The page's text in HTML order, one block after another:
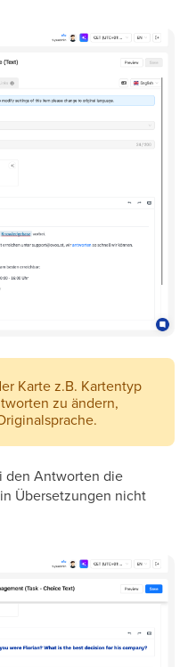
Karte z.B. Kartentyp
zu ändern,
den Antworten die
Übersetzungen nicht